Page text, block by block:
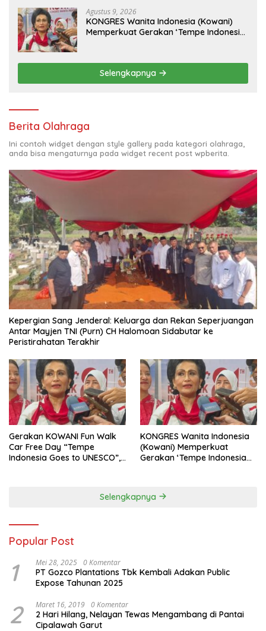
Agustus 9, 2026
KONGRES Wanita Indonesia (Kowani)
Memperkuat Gerakan ‘Tempe Indonesia
Selengkapnya
Berita Olahraga
Ini contoh widget dengan style gallery pada kategori olahraga,
anda bisa mengaturnya pada widget recent post wpberita.
Kepergian Sang Jenderal: Keluarga dan Rekan Seperjuangan
Antar Mayjen TNI (Purn) CH Halomoan Sidabutar ke
Peristirahatan Terakhir
Gerakan KOWANI Fun Walk
Car Free Day “Tempe
Indonesia Goes to UNESCO”,
KONGRES Wanita Indonesia
(Kowani) Memperkuat
Gerakan ‘Tempe Indonesia
Selengkapnya
Popular Post
1 Mei 28, 2025 0 Komentar
PT Gozco Plantations Tbk Kembali Adakan Public
Expose Tahunan 2025
2 Maret 16, 2019 0 Komentar
2 Hari Hilang, Nelayan Tewas Mengambang di Pantai
Cipalawah Garut